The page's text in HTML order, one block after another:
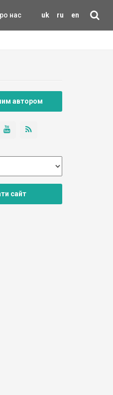
uk ru en
нас
автором
сайт